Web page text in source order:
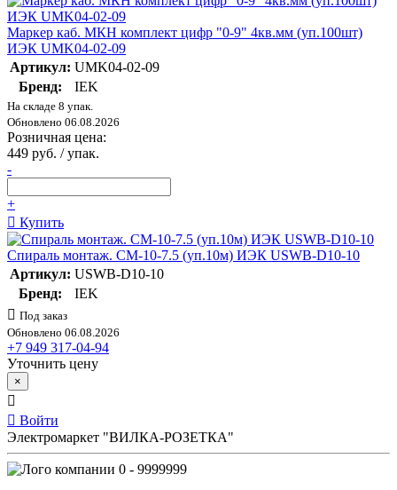
Маркер каб. МКН комплект цифр "0-9" 4кв.мм (уп.100шт)
ИЭК UMK04-02-09
Артикул: UMK04-02-09
Бренд:
IEK
На складе 8 упак.
Обновлено 06.08.2026
Розничная цена:
449 руб. / упак.
-
+
Купить
Спираль монтаж. СМ-10-7.5 (уп.10м) ИЭК USWB-D10-10
Артикул: USWB-D10-10
Бренд:
IEK
Под заказ
Обновлено 06.08.2026
+7 949 317-04-94
Уточнить цену
×
Войти
Электромаркет "ВИЛКА-РОЗЕТКА"
0 - 9999999